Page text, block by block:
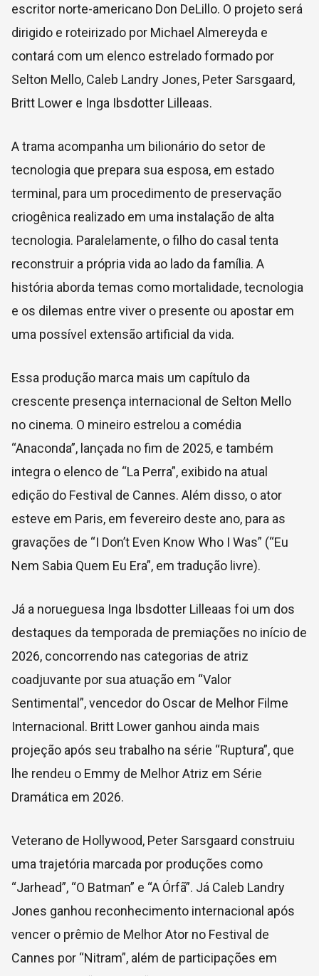
escritor norte-americano Don DeLillo. O projeto será
dirigido e roteirizado por Michael Almereyda e
contará com um elenco estrelado formado por
Selton Mello, Caleb Landry Jones, Peter Sarsgaard,
Britt Lower e Inga Ibsdotter Lilleaas.
A trama acompanha um bilionário do setor de
tecnologia que prepara sua esposa, em estado
terminal, para um procedimento de preservação
criogênica realizado em uma instalação de alta
tecnologia. Paralelamente, o filho do casal tenta
reconstruir a própria vida ao lado da família. A
história aborda temas como mortalidade, tecnologia
e os dilemas entre viver o presente ou apostar em
uma possível extensão artificial da vida.
Essa produção marca mais um capítulo da
crescente presença internacional de Selton Mello
no cinema. O mineiro estrelou a comédia
“Anaconda”, lançada no fim de 2025, e também
integra o elenco de “La Perra”, exibido na atual
edição do Festival de Cannes. Além disso, o ator
esteve em Paris, em fevereiro deste ano, para as
gravações de “I Don’t Even Know Who I Was” (“Eu
Nem Sabia Quem Eu Era”, em tradução livre).
Já a norueguesa Inga Ibsdotter Lilleaas foi um dos
destaques da temporada de premiações no início de
2026, concorrendo nas categorias de atriz
coadjuvante por sua atuação em “Valor
Sentimental”, vencedor do Oscar de Melhor Filme
Internacional. Britt Lower ganhou ainda mais
projeção após seu trabalho na série “Ruptura”, que
lhe rendeu o Emmy de Melhor Atriz em Série
Dramática em 2026.
Veterano de Hollywood, Peter Sarsgaard construiu
uma trajetória marcada por produções como
“Jarhead”, “O Batman” e “A Órfã”. Já Caleb Landry
Jones ganhou reconhecimento internacional após
vencer o prêmio de Melhor Ator no Festival de
Cannes por “Nitram”, além de participações em